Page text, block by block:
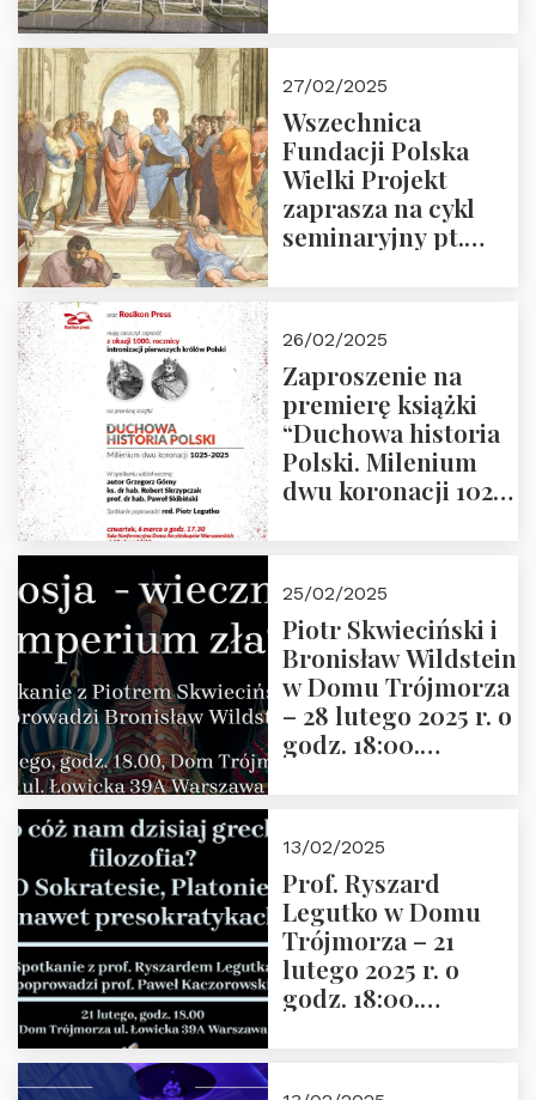
27/02/2025
Wszechnica
Fundacji Polska
Wielki Projekt
zaprasza na cykl
seminaryjny pt.
26/02/2025
Zaproszenie na
premierę książki
“Duchowa historia
Polski. Milenium
dwu koronacji 1025-
2025 r. godz. 17:30,
DAW ul. Miodowa
17/19
25/02/2025
Piotr Skwieciński i
Bronisław Wildstein
w Domu Trójmorza
– 28 lutego 2025 r. o
godz. 18:00.
13/02/2025
Prof. Ryszard
Legutko w Domu
Trójmorza – 21
lutego 2025 r. o
godz. 18:00.